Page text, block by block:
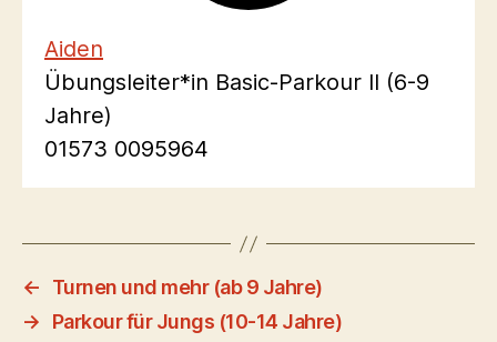
Aiden
Übungsleiter*in Basic-Parkour II (6-9
Jahre)
01573 0095964
←
Turnen und mehr (ab 9 Jahre)
→
Parkour für Jungs (10-14 Jahre)